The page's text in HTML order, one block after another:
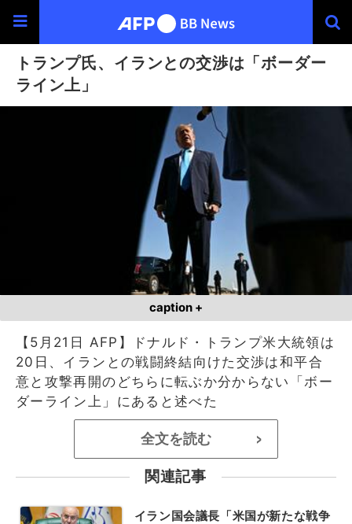
トランプ氏、イランとの交渉は「ボーダー
ライン上」
caption +
【5月21日 AFP】ドナルド・トランプ米大統領は
20日、イランとの戦闘終結向けた交渉は和平合
意と攻撃再開のどちらに転ぶか分からない「ボー
ダーライン上」にあると述べた
全文を読む >
関連記事
イラン国会議長「米国が新たな戦争